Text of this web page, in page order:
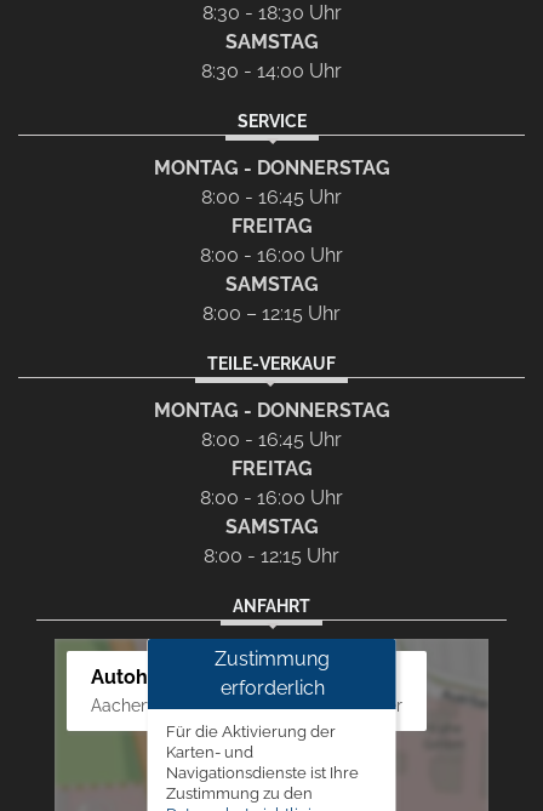
8:30 - 18:30 Uhr
SAMSTAG
8:30 - 14:00 Uhr
SERVICE
MONTAG - DONNERSTAG
8:00 - 16:45 Uhr
FREITAG
8:00 - 16:00 Uhr
SAMSTAG
8:00 – 12:15 Uhr
TEILE-VERKAUF
MONTAG - DONNERSTAG
8:00 - 16:45 Uhr
FREITAG
8:00 - 16:00 Uhr
SAMSTAG
8:00 - 12:15 Uhr
ANFAHRT
Autohaus Westphal
Aachener Str. 84 - 88, 52249 Eschweiler
Zustimmung
erforderlich
Für die Aktivierung der
Karten- und
Navigationsdienste ist Ihre
Zustimmung zu den